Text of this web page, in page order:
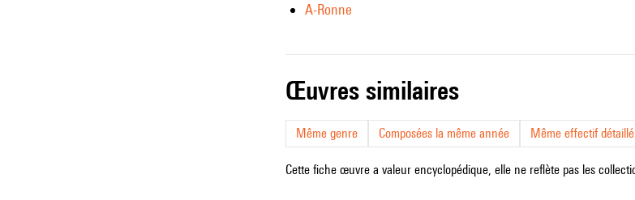
A-Ronne
œuvres similaires
Même genre Composées la même année Même effectif détaillé
Cette fiche œuvre a valeur encyclopédique, elle ne reflète pas les